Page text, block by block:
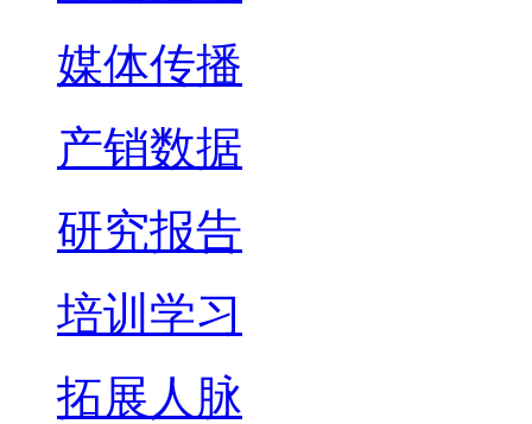
媒体传播
产销数据
研究报告
培训学习
拓展人脉